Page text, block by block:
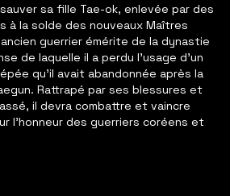
sa fille Tae-ok, enlevée par des
à la solde des nouveaux Maîtres
ancien guerrier émérite de la dynastie
de laquelle il a perdu l’usage d’un
qu’il avait abandonnée après la
Rattrapé par ses blessures et
il devra combattre et vaincre
l’honneur des guerriers coréens et